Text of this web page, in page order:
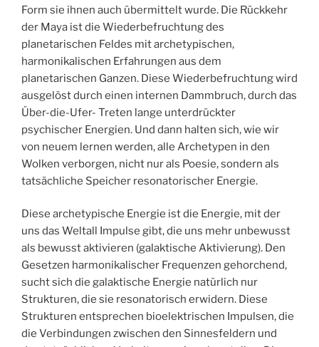
Form sie ihnen auch übermittelt wurde. Die Rückkehr
der Maya ist die Wiederbefruchtung des
planetarischen Feldes mit archetypischen,
harmonikalischen Erfahrungen aus dem
planetarischen Ganzen. Diese Wiederbefruchtung wird
ausgelöst durch einen internen Dammbruch, durch das
Über-die-Ufer- Treten lange unterdrückter
psychischer Energien. Und dann halten sich, wie wir
von neuem lernen werden, alle Archetypen in den
Wolken verborgen, nicht nur als Poesie, sondern als
tatsächliche Speicher resonatorischer Energie.
Diese archetypische Energie ist die Energie, mit der
uns das Weltall Impulse gibt, die uns mehr unbewusst
als bewusst aktivieren (galaktische Aktivierung). Den
Gesetzen harmonikalischer Frequenzen gehorchend,
sucht sich die galaktische Energie natürlich nur
Strukturen, die sie resonatorisch erwidern. Diese
Strukturen entsprechen bioelektrischen Impulsen, die
die Verbindungen zwischen den Sinnesfeldern und